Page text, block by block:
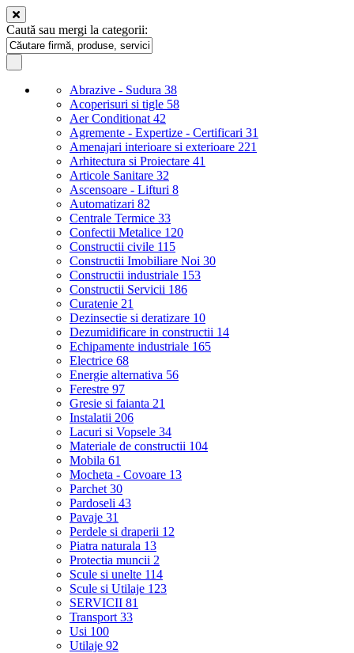
Caută sau mergi la categorii:
Abrazive - Sudura 38
Acoperisuri si tigle 58
Aer Conditionat 42
Agremente - Expertize - Certificari 31
Amenajari interioare si exterioare 221
Arhitectura si Proiectare 41
Articole Sanitare 32
Ascensoare - Lifturi 8
Automatizari 82
Centrale Termice 33
Confectii Metalice 120
Constructii civile 115
Constructii Imobiliare Noi 30
Constructii industriale 153
Constructii Servicii 186
Curatenie 21
Dezinsectie si deratizare 10
Dezumidificare in constructii 14
Echipamente industriale 165
Electrice 68
Energie alternativa 56
Ferestre 97
Gresie si faianta 21
Instalatii 206
Lacuri si Vopsele 34
Materiale de constructii 104
Mobila 61
Mocheta - Covoare 13
Parchet 30
Pardoseli 43
Pavaje 31
Perdele si draperii 12
Piatra naturala 13
Protectia muncii 2
Scule si unelte 114
Scule si Utilaje 123
SERVICII 81
Transport 33
Usi 100
Utilaje 92